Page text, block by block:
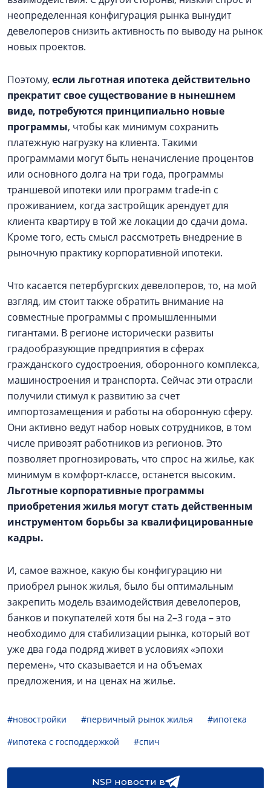
неопределенная конфигурация рынка вынудит
девелоперов снизить активность по выводу на рынок
новых проектов.
Поэтому, если льготная ипотека действительно
прекратит свое существование в нынешнем
виде, потребуются принципиально новые
программы, чтобы как минимум сохранить
платежную нагрузку на клиента. Такими
программами могут быть неначисление процентов
или основного долга на три года, программы
траншевой ипотеки или программ trade-in c
проживанием, когда застройщик арендует для
клиента квартиру в той же локации до сдачи дома.
Кроме того, есть смысл рассмотреть внедрение в
рыночную практику корпоративной ипотеки.
Что касается петербургских девелоперов, то, на мой
взгляд, им стоит также обратить внимание на
совместные программы с промышленными
гигантами. В регионе исторически развиты
градообразующие предприятия в сферах
гражданского судостроения, оборонного комплекса,
машиностроения и транспорта. Сейчас эти отрасли
получили стимул к развитию за счет
импортозамещения и работы на оборонную сферу.
Они активно ведут набор новых сотрудников, в том
числе привозят работников из регионов. Это
позволяет прогнозировать, что спрос на жилье, как
минимум в комфорт-классе, останется высоким.
Льготные корпоративные программы
приобретения жилья могут стать действенным
инструментом борьбы за квалифицированные
кадры.
И, самое важное, какую бы конфигурацию ни
приобрел рынок жилья, было бы оптимальным
закрепить модель взаимодействия девелоперов,
банков и покупателей хотя бы на 2–3 года – это
необходимо для стабилизации рынка, который вот
уже два года подряд живет в условиях «эпохи
перемен», что сказывается и на объемах
предложения, и на ценах на жилье.
#новостройки #первичный рынок жилья
#ипотека
#ипотека с господдержкой
#спич
NSP новости в